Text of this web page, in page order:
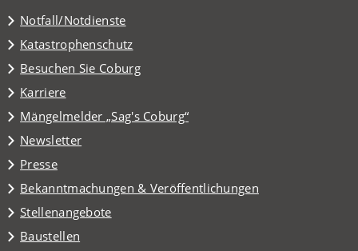
Notfall/Notdienste
Katastrophenschutz
Besuchen Sie Coburg
(Öffnet
in
einem
neuen
Tab)
Karriere
Mängelmelder „Sag's Coburg“
(Öffnet
in
einem
neuen
Tab)
Newsletter
Presse
Bekanntmachungen & Veröffentlichungen
Stellenangebote
Baustellen